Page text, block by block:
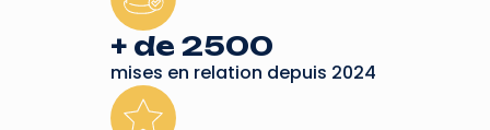
+ de 2500
mises en relation depuis 2024